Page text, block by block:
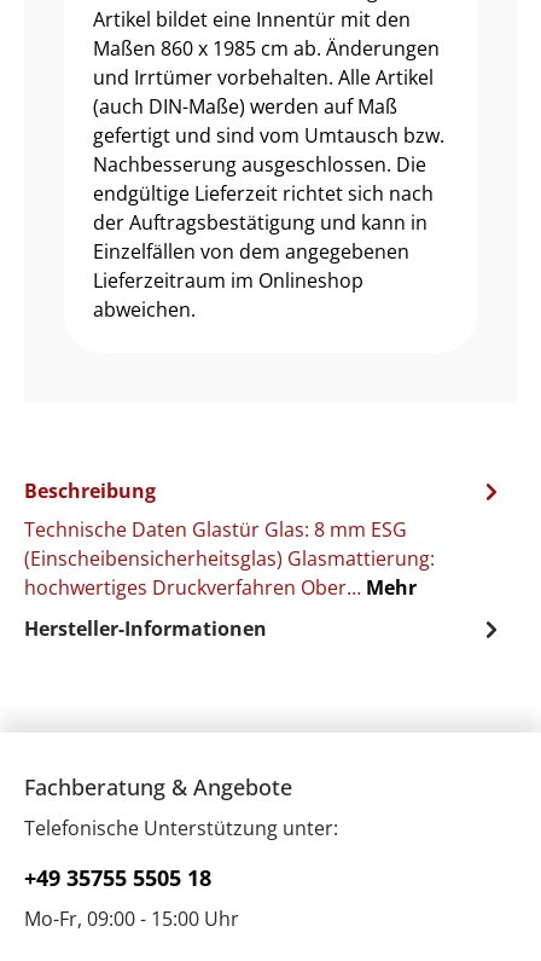
Artikel bildet eine Innentür mit den
Maßen 860 x 1985 cm ab. Änderungen
und Irrtümer vorbehalten. Alle Artikel
(auch DIN-Maße) werden auf Maß
gefertigt und sind vom Umtausch bzw.
Nachbesserung ausgeschlossen. Die
endgültige Lieferzeit richtet sich nach
der Auftragsbestätigung und kann in
Einzelfällen von dem angegebenen
Lieferzeitraum im Onlineshop
abweichen.
Beschreibung
Technische Daten Glastür Glas: 8 mm ESG
(Einscheibensicherheitsglas) Glasmattierung:
hochwertiges Druckverfahren Ober… Mehr
Hersteller-Informationen
Fachberatung & Angebote
Telefonische Unterstützung unter:
+49 35755 5505 18
Mo-Fr, 09:00 - 15:00 Uhr